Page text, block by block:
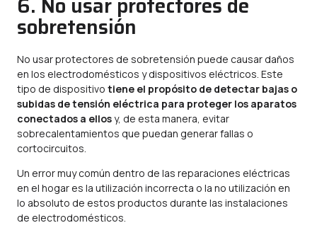
sobretensión
No usar protectores de sobretensión puede causar daños
en los electrodomésticos y dispositivos eléctricos. Este
tipo de dispositivo tiene el propósito de detectar bajas o
subidas de tensión eléctrica para proteger los aparatos
conectados a ellosy, de esta manera, evitar
sobrecalentamientos que puedan generar fallas o
cortocircuitos.
Un error muy común dentro de las reparaciones eléctricas
en el hogar es la utilización incorrecta o la no utilización en
lo absoluto de estos productos durante las instalaciones
de electrodomésticos.